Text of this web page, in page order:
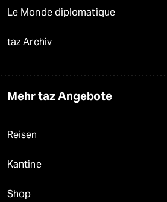
Le Monde diplomatique
taz Archiv
Mehr taz Angebote
Reisen
Kantine
Shop